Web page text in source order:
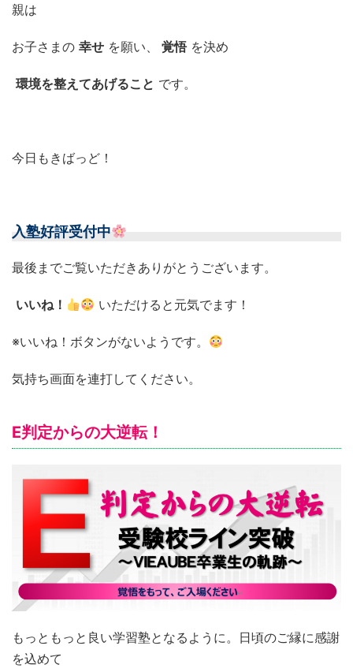
親は
お子さまの 幸せ を願い、 覚悟 を決め
環境を整えてあげること です。
今日もきばっど！
入塾好評受付中
最後までご覧いただきありがとうございます。
いいね！ いただけると元気でます！
※いいね！ボタンがないようです。
気持ち画面を連打してください。
E判定からの大逆転！
もっともっと良い学習塾となるように。日頃のご縁に感謝
を込めて